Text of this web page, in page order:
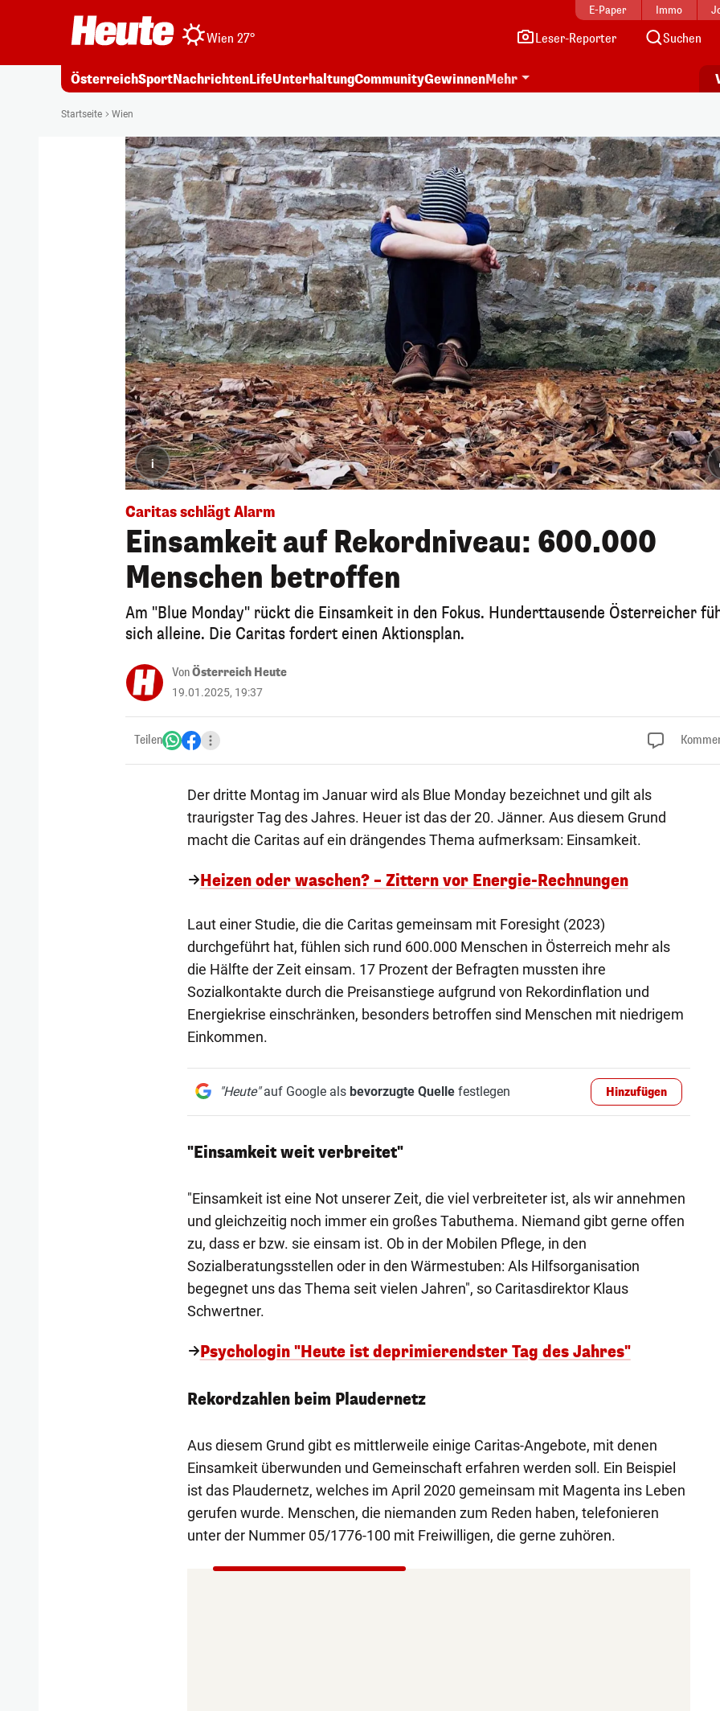
E-Paper Immo
Wien 27° Leser-Reporter Suchen
ÖsterreichSportNachrichtenLifeUnterhaltungCommunityGewinnenMehr
Startseite Wien
i
Caritas schlägt Alarm
Einsamkeit auf Rekordniveau: 600.000
Menschen betroffen
Am "Blue Monday" rückt die Einsamkeit in den Fokus. Hunderttausende Österreicher
sich alleine. Die Caritas fordert einen Aktionsplan.
VonÖsterreich Heute
19.01.2025, 19:37
Teilen
Der dritte Montag im Januar wird als Blue Monday bezeichnet und gilt als
traurigster Tag des Jahres. Heuer ist das der 20. Jänner. Aus diesem Grund
macht die Caritas auf ein drängendes Thema aufmerksam: Einsamkeit.
Heizen oder waschen? – Zittern vor Energie-Rechnungen
Laut einer Studie, die die Caritas gemeinsam mit Foresight (2023)
durchgeführt hat, fühlen sich rund 600.000 Menschen in Österreich mehr als
die Hälfte der Zeit einsam. 17 Prozent der Befragten mussten ihre
Sozialkontakte durch die Preisanstiege aufgrund von Rekordinflation und
Energiekrise einschränken, besonders betroffen sind Menschen mit niedrigem
Einkommen.
"Heute"auf Google als bevorzugte Quellefestlegen Hinzufügen
"Einsamkeit weit verbreitet"
"Einsamkeit ist eine Not unserer Zeit, die viel verbreiteter ist, als wir annehmen
und gleichzeitig noch immer ein großes Tabuthema. Niemand gibt gerne offen
zu, dass er bzw. sie einsam ist. Ob in der Mobilen Pflege, in den
Sozialberatungsstellen oder in den Wärmestuben: Als Hilfsorganisation
begegnet uns das Thema seit vielen Jahren", so Caritasdirektor Klaus
Schwertner.
Psychologin "Heute ist deprimierendster Tag des Jahres"
Rekordzahlen beim Plaudernetz
Aus diesem Grund gibt es mittlerweile einige Caritas-Angebote, mit denen
Einsamkeit überwunden und Gemeinschaft erfahren werden soll. Ein Beispiel
ist das Plaudernetz, welches im April 2020 gemeinsam mit Magenta ins Leben
gerufen wurde. Menschen, die niemanden zum Reden haben, telefonieren
unter der Nummer 05/1776-100 mit Freiwilligen, die gerne zuhören.